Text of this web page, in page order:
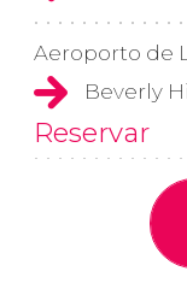
Aeroporto de
Beverly
Reservar